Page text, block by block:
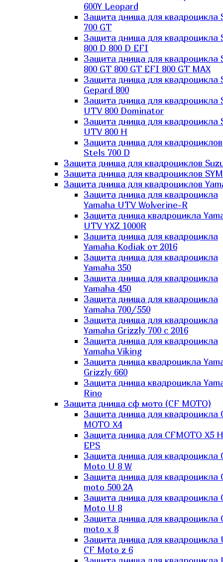
600Y Leopard
Защита днища для квадроцикла
700 GT
Защита днища для квадроцикла
800 D 800 D EFI
Защита днища для квадроцикла
800 GT 800 GT EFI 800 GT MAX
Защита днища для квадроцикла
Gepard 800
Защита днища для квадроцикла
UTV 800 Dominator
Защита днища для квадроцикла
UTV 800 H
Защита днища для квадроциклов
Stels 700 D
Защита днища для квадроциклов
Защита днища для квадроциклов SYM
Защита днища для квадроциклов
Защита днища для квадроцикла
Yamaha UTV Wolverine-R
Защита днища квадроцикла
UTV YXZ 1000R
Зашита днища для квадроцикла
Yamaha Kodiak от 2016
Защита днища для квадроцикла
Yamaha 350
Защита днища для квадроцикла
Yamaha 450
Защита днища для квадроцикла
Yamaha 700/550
Защита днища для квадроцикла
Yamaha Grizzly 700 с 2016
Защита днища для квадроцикла
Yamaha Viking
Защита днища квадроцикла
Grizzly 660
Защита днища квадроцикла
Rino
Защита днища сф мото (CF MOTO)
Защита днища для квадроцикла
MOTO X4
Защита днища для CFMOTO X5
EPS
Защита днища для квадроцикла
Moto U 8 W
Защита днища для квадроцикла
moto 500 2A
Защита днища для квадроцикла
Moto U 8
Защита днища для квадроцикла
moto x 8
Защита днища для квадроцикла
CF Moto z 6